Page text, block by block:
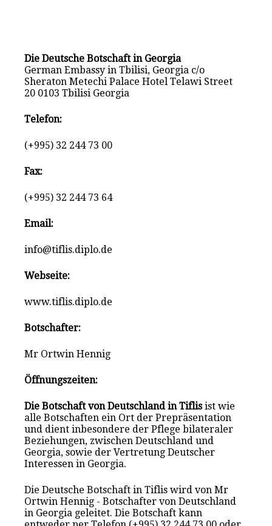
Die Deutsche Botschaft in Georgia
German Embassy in Tbilisi, Georgia c/o
Sheraton Metechi Palace Hotel Telawi Street
20 0103 Tbilisi Georgia
Telefon:
(+995) 32 244 73 00
Fax:
(+995) 32 244 73 64
Email:
info@tiflis.diplo.de
Webseite:
www.tiflis.diplo.de
Botschafter:
Mr Ortwin Hennig
Öffnungszeiten:
Die Botschaft von Deutschland in Tiflisist wie
alle Botschaften ein Ort der Prepräsentation
und dient inbesondere der Pflege bilateraler
Beziehungen, zwischen Deutschland und
Georgia, sowie der Vertretung Deutscher
Interessen in Georgia.
Die Deutsche Botschaft in Tiflis wird von Mr
Ortwin Hennig - Botschafter von Deutschland
in Georgia geleitet. Die Botschaft kann